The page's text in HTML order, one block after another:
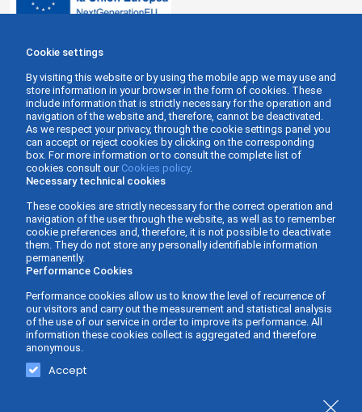
Gabinete Asesor Fernàndez - Business Consulting ©
2026 -
Privacy policy
Cookie settings
By visiting this website or by using the mobile app we may use and
store information in your browser in the form of cookies. These
include information that is strictly necessary for the operation and
navigation of the website and, therefore, cannot be deactivated.
As we respect your privacy, through the cookie settings panel you
can accept or reject cookies by clicking on the corresponding
box. For more information or to consult the complete list of
cookies consult our Cookies policy.
Necessary technical cookies
These cookies are strictly necessary for the correct operation and
navigation of the user through the website, as well as to remember
cookie preferences and, therefore, it is not possible to deactivate
them. They do not store any personally identifiable information
permanently.
Performance Cookies
Performance cookies allow us to know the level of recurrence of
our visitors and carry out the measurement and statistical analysis
of the use of our service in order to improve its performance. All
information these cookies collect is aggregated and therefore
anonymous.
Accept